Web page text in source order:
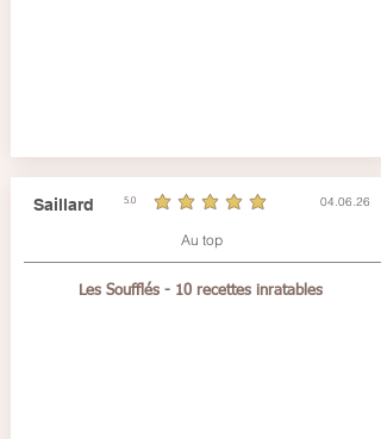
Saillard 5.0
la note moyenne est 5 sur 5 04.06.26
Au top
Les Soufflés - 10 recettes inratables